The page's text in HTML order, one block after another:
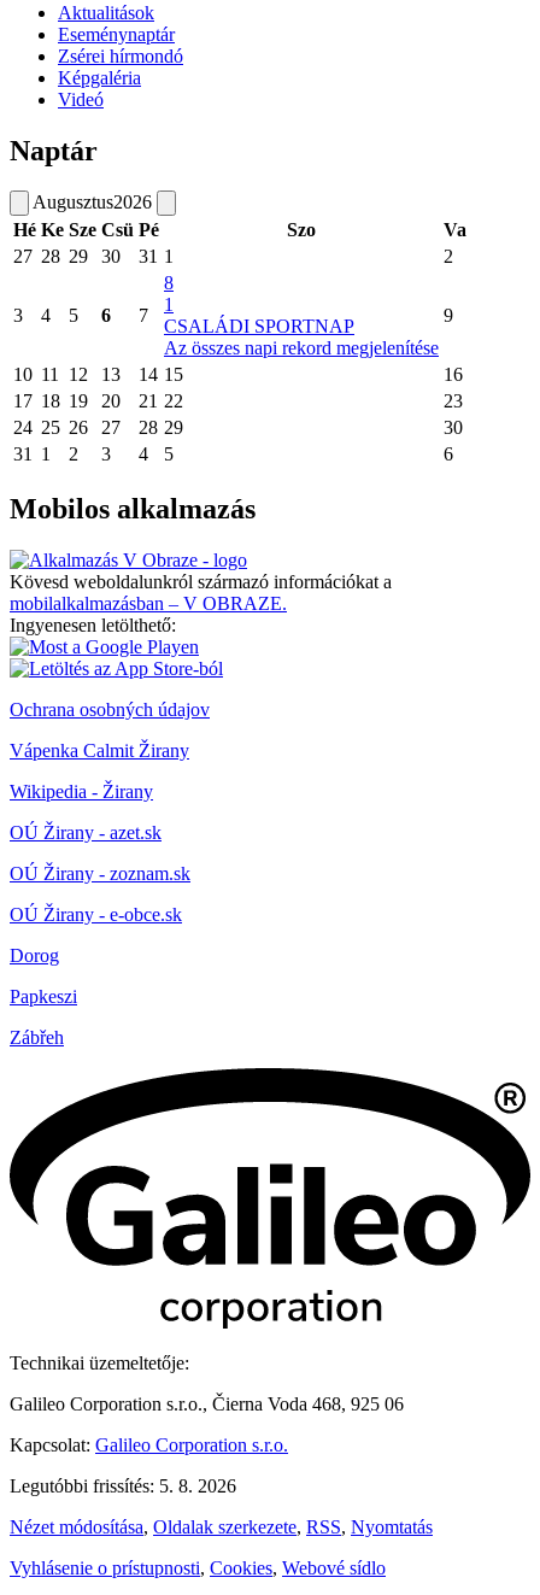
Aktualitások
Eseménynaptár
Zsérei hírmondó
Képgaléria
Videó
Naptár
Augusztus2026
Hé Ke Sze Csü Pé Szo
Va
27 28 29 30 31 1 2
3 4 5 6 7
8
1
CSALÁDI SPORTNAP
Az összes napi rekord megjelenítése
9
10 11 12 13 14 15
16
17 18 19 20 21 22
23
24 25 26 27 28 29
30
31 1 2 3 4 5 6
Mobilos alkalmazás
Kövesd weboldalunkról származó információkat a
mobilalkalmazásban – V OBRAZE.
Ingyenesen letölthető:
Ochrana osobných údajov
Vápenka Calmit Žirany
Wikipedia - Žirany
OÚ Žirany - azet.sk
OÚ Žirany - zoznam.sk
OÚ Žirany - e-obce.sk
Dorog
Papkeszi
Zábřeh
Technikai üzemeltetője:
Galileo Corporation s.r.o., Čierna Voda 468, 925 06
Kapcsolat: Galileo Corporation s.r.o.
Legutóbbi frissítés: 5. 8. 2026
Nézet módosítása, Oldalak szerkezete, RSS, Nyomtatás
Vyhlásenie o prístupnosti, Cookies, Webové sídlo